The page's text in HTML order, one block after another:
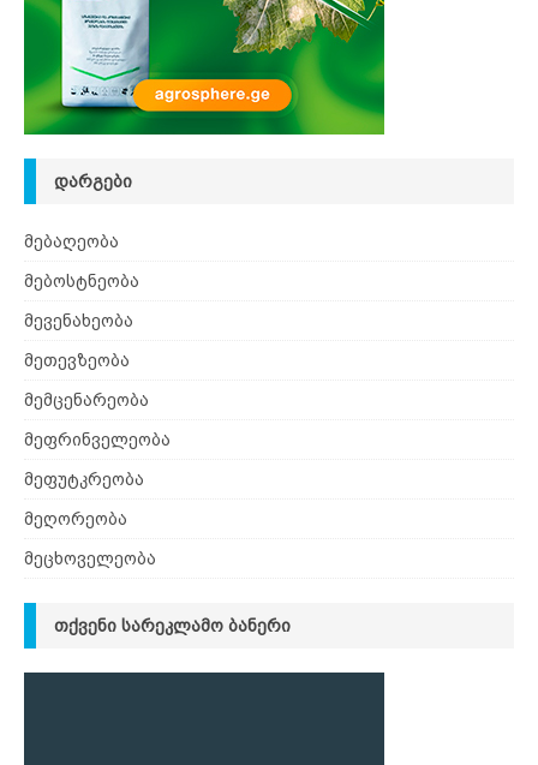
ᲓᲐᲠᲒᲔᲑᲘ
მებაღეობა
მებოსტნეობა
მევენახეობა
მეთევზეობა
მემცენარეობა
მეფრინველეობა
მეფუტკრეობა
მეღორეობა
მეცხოველეობა
ᲗᲥᲕᲔᲜᲘ ᲡᲐᲠᲔᲙᲚᲐᲛᲝ ᲑᲐᲜᲔᲠᲘ